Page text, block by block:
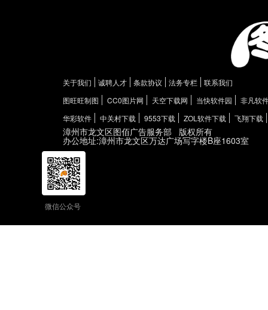
关于我们 诚聘人才 条款协议 法务专栏
联系我们
图旺旺制图
CC0图片网 天空下载网 当快软件园
非凡软
华彩软件
中关村下载 9553下载 ZOL软件下载 飞翔下载
漳州市龙文区图佰广告服务部 版权所有
办公地址:漳州市龙文区万达广场写字楼B座1603室
微信公众号